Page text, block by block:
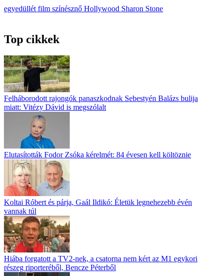
egyedüllét film színésznő Hollywood Sharon Stone
Top cikkek
Felháborodott rajongók panaszkodnak Sebestyén Balázs bulija
miatt: Vitézy Dávid is megszólalt
Elutasították Fodor Zsóka kérelmét: 84 évesen kell költöznie
Koltai Róbert és párja, Gaál Ildikó: Életük legnehezebb évén
vannak túl
Hiába forgatott a TV2-nek, a csatorna nem kért az M1 egykori
részeg riporteréből, Bencze Péterből